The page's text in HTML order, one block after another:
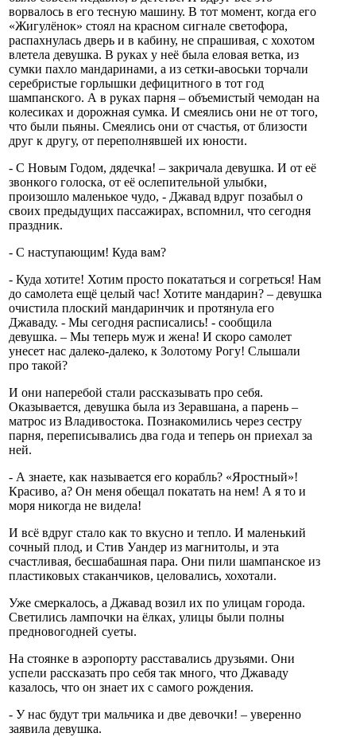
ворвалось в его тесную машину. В тот момент, когда его
«Жигулёнок» стоял на красном сигнале светофора,
распахнулась дверь и в кабину, не спрашивая, с хохотом
влетела девушка. В руках у неё была еловая ветка, из
сумки пахло мандаринами, а из сетки-авоськи торчали
серебристые горлышки дефицитного в тот год
шампанского. А в руках парня – объемистый чемодан на
колесиках и дорожная сумка. И смеялись они не от того,
что были пьяны. Смеялись они от счастья, от близости
друг к другу, от переполнявшей их юности.
- С Новым Годом, дядечка! – закричала девушка. И от её
звонкого голоска, от её ослепительной улыбки,
произошло маленькое чудо, - Джавад вдруг позабыл о
своих предыдущих пассажирах, вспомнил, что сегодня
праздник.
- С наступающим! Куда вам?
- Куда хотите! Хотим просто покататься и согреться! Нам
до самолета ещё целый час! Хотите мандарин? – девушка
очистила плоский мандаринчик и протянула его
Джаваду. - Мы сегодня расписались! - сообщила
девушка. – Мы теперь муж и жена! И скоро самолет
унесет нас далеко-далеко, к Золотому Рогу! Слышали
про такой?
И они наперебой стали рассказывать про себя.
Оказывается, девушка была из Зеравшана, а парень –
матрос из Владивостока. Познакомились через сестру
парня, переписывались два года и теперь он приехал за
ней.
- А знаете, как называется его корабль? «Яростный»!
Красиво, а? Он меня обещал покатать на нем! А я то и
моря никогда не видела!
И всё вдруг стало как то вкусно и тепло. И маленький
сочный плод, и Стив Уандер из магнитолы, и эта
счастливая, бесшабашная пара. Они пили шампанское из
пластиковых стаканчиков, целовались, хохотали.
Уже смеркалось, а Джавад возил их по улицам города.
Светились лампочки на ёлках, улицы были полны
предновогодней суеты.
На стоянке в аэропорту расставались друзьями. Они
успели рассказать про себя так много, что Джаваду
казалось, что он знает их с самого рождения.
- У нас будут три мальчика и две девочки! – уверенно
заявила девушка.